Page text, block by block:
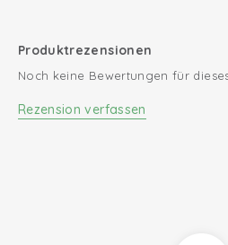
zu Ihrem Kinderwagen oder Buggy
Produktrezensionen
Noch keine Bewertungen für
Rezension verfassen